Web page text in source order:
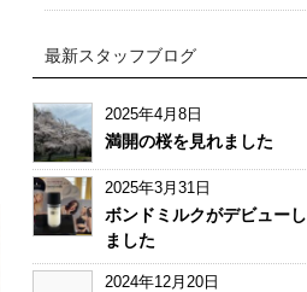
最新スタッフブログ
2025年4月8日
満開の桜を見れました
2025年3月31日
ボンドミルクがデビューし
ました
2024年12月20日